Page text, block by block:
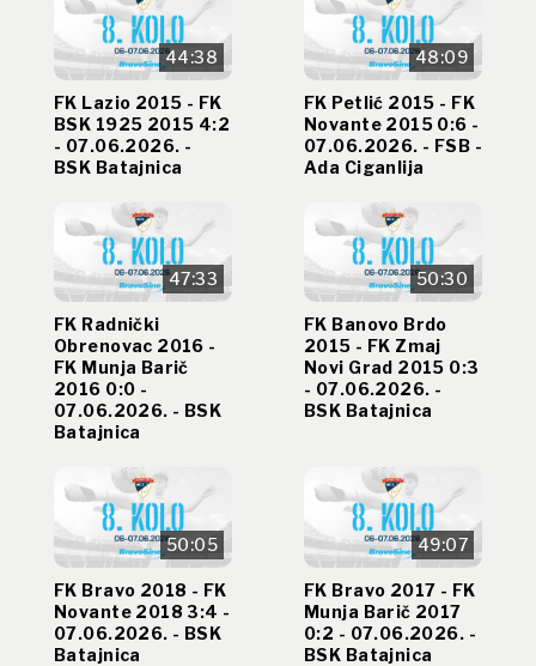
44:38
FK Lazio 2015 - FK
BSK 1925 2015 4:2
- 07.06.2026. -
BSK Batajnica
48:09
FK Petlić 2015 - FK
Novante 2015 0:6 -
07.06.2026. - FSB -
Ada Ciganlija
47:33
FK Radnički
Obrenovac 2016 -
FK Munja Barič
2016 0:0 -
07.06.2026. - BSK
Batajnica
50:30
FK Banovo Brdo
2015 - FK Zmaj
Novi Grad 2015 0:3
- 07.06.2026. -
BSK Batajnica
50:05
FK Bravo 2018 - FK
Novante 2018 3:4 -
07.06.2026. - BSK
Batajnica
49:07
FK Bravo 2017 - FK
Munja Barič 2017
0:2 - 07.06.2026. -
BSK Batajnica